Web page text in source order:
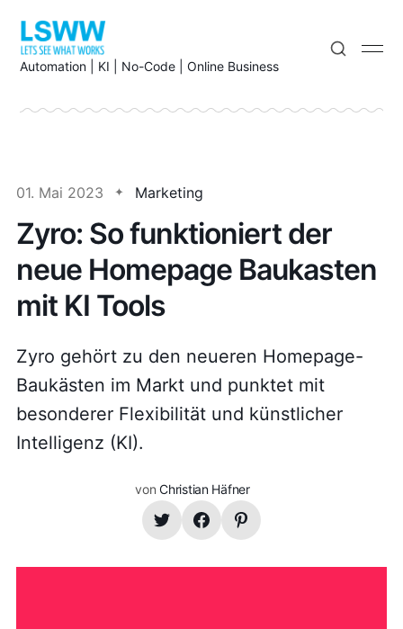
Automation | KI | No-Code | Online Business
01. Mai 2023 Marketing
Zyro: So funktioniert der
neue Homepage Baukasten
mit KI Tools
Zyro gehört zu den neueren Homepage-
Baukästen im Markt und punktet mit
besonderer Flexibilität und künstlicher
Intelligenz (KI).
von Christian Häfner